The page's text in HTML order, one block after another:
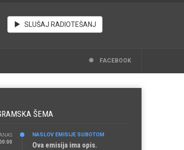
SLUŠAJ RADIOTEŠANJ
FACEBOOK
ŠEMA
NASLOV EMISIJE SUBOTOM
Ova emisija ima opis.